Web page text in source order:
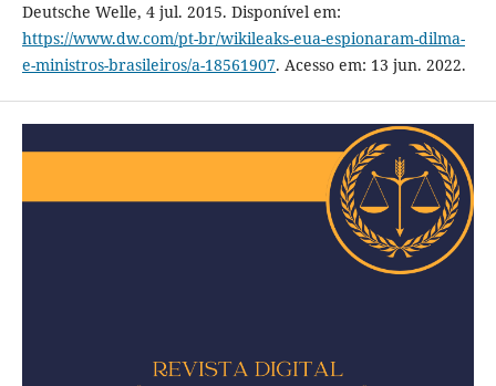
Deutsche Welle, 4 jul. 2015. Disponível em:
https://www.dw.com/pt-br/wikileaks-eua-espionaram-dilma-
e-ministros-brasileiros/a-18561907. Acesso em: 13 jun. 2022.